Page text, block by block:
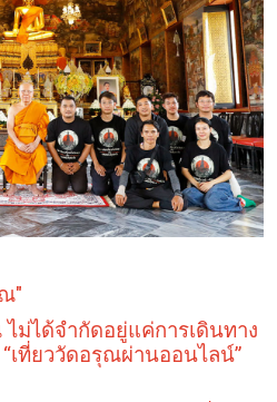
"
ม่ได้จำกัดอยู่แค่การเดินทาง
เที่ยววัดอรุณผ่านออนไลน์”